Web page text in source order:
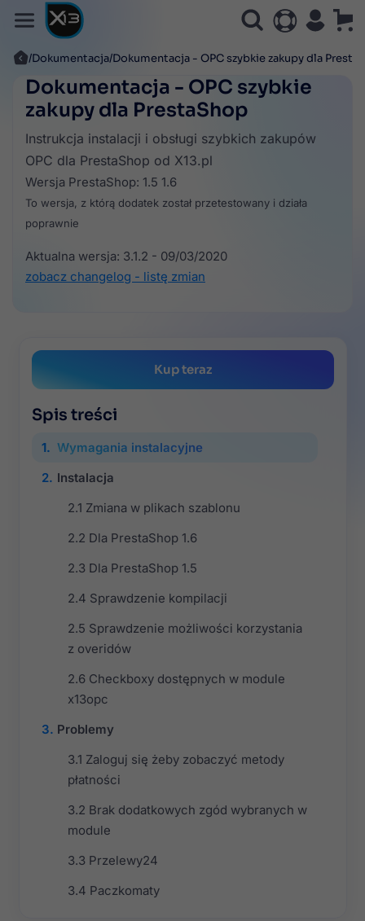
Dokumentacja Dokumentacja - OPC szybkie zakupy dla
Dokumentacja - OPC szybkie
zakupy dla PrestaShop
Instrukcja instalacji i obsługi szybkich zakupów
OPC dla PrestaShop od X13.pl
Wersja PrestaShop: 1.5 1.6
To wersja, z którą dodatek został przetestowany i działa
poprawnie
Aktualna wersja: 3.1.2 - 09/03/2020
zobacz changelog - listę zmian
Kup teraz
Spis treści
Wymagania instalacyjne
Instalacja
Zmiana w plikach szablonu
Dla PrestaShop 1.6
Dla PrestaShop 1.5
Sprawdzenie kompilacji
Sprawdzenie możliwości korzystania
z overidów
Checkboxy dostępnych w module
x13opc
Problemy
Zaloguj się żeby zobaczyć metody
płatności
Brak dodatkowych zgód wybranych w
module
Przelewy24
Paczkomaty